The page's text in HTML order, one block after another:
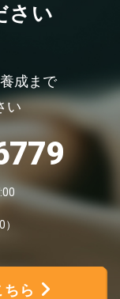
さい
成まで
い
ら